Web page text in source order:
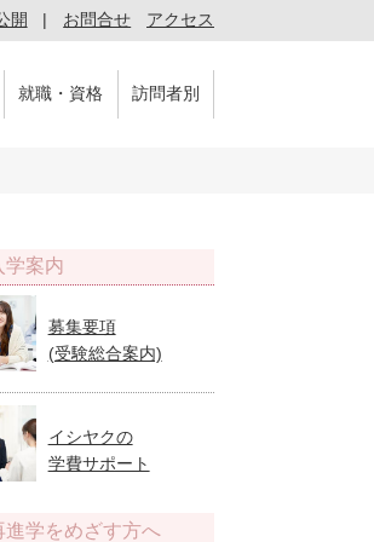
開 お問合せ アクセス
就職・資格 訪問者別
学案内
募集要項
(受験総合案内)
イシヤクの
学費サポート
進学をめざす方へ